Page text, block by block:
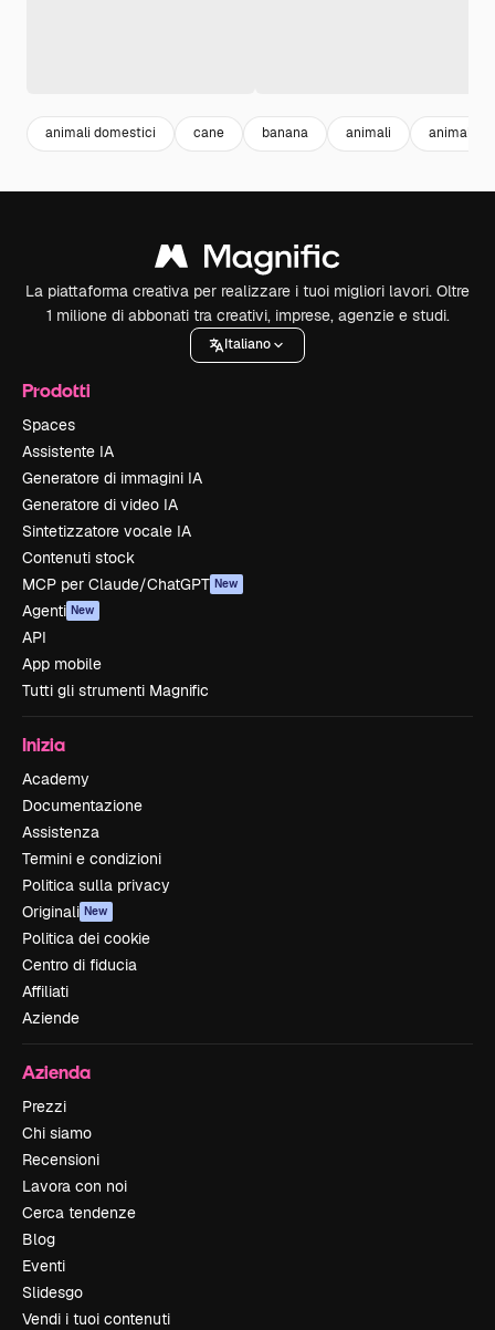
animali domestici cane banana animali animals
La piattaforma creativa per realizzare i tuoi migliori lavori. Oltre
1 milione di abbonati tra creativi, imprese, agenzie e studi.
Italiano
Prodotti
Spaces
Assistente IA
Generatore di immagini IA
Generatore di video IA
Sintetizzatore vocale IA
Contenuti stock
MCP per Claude/ChatGPT New
Agenti New
API
App mobile
Tutti gli strumenti Magnific
Inizia
Academy
Documentazione
Assistenza
Termini e condizioni
Politica sulla privacy
Originali New
Politica dei cookie
Centro di fiducia
Affiliati
Aziende
Azienda
Prezzi
Chi siamo
Recensioni
Lavora con noi
Cerca tendenze
Blog
Eventi
Slidesgo
Vendi i tuoi contenuti